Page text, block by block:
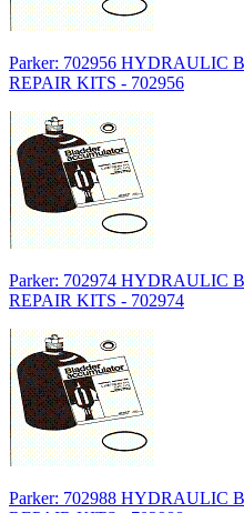
Parker: 702956 HYDRAULIC
REPAIR KITS - 702956
Parker: 702974 HYDRAULIC
REPAIR KITS - 702974
Parker: 702988 HYDRAULIC